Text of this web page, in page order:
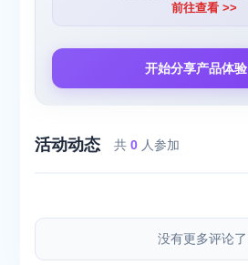
前往查看 >>
开始分享产品体验
活动动态 共0 人参加
没有更多评论了